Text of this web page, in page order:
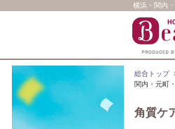
横浜・関内
総合トップ
関内・元町
角質ケ